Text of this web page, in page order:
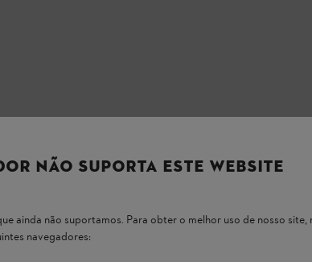
STIHL
mais comuns
NÃO SUPORTA ESTE WEBSITE
ainda não suportamos. Para obter o melhor uso de nosso site,
navegadores: